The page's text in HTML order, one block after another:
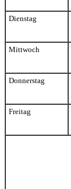
Dienstag
Mittwoch
Donnerstag
Freitag